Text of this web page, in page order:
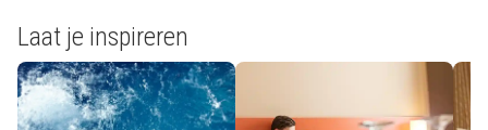
Laat je inspireren